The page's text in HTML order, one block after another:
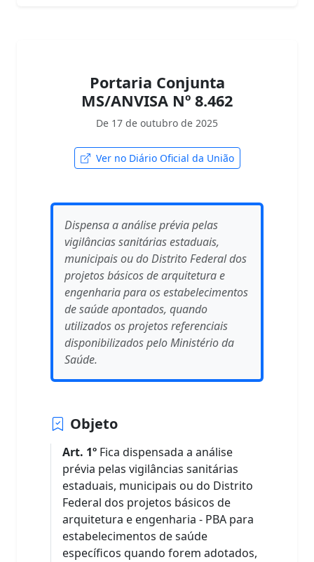
Portaria Conjunta
MS/ANVISA Nº 8.462
De 17 de outubro de 2025
Ver no Diário Oficial da União
Dispensa a análise prévia pelas
vigilâncias sanitárias estaduais,
municipais ou do Distrito Federal dos
projetos básicos de arquitetura e
engenharia para os estabelecimentos
de saúde apontados, quando
utilizados os projetos referenciais
disponibilizados pelo Ministério da
Saúde.
Objeto
Art. 1º Fica dispensada a análise
prévia pelas vigilâncias sanitárias
estaduais, municipais ou do Distrito
Federal dos projetos básicos de
arquitetura e engenharia - PBA para
estabelecimentos de saúde
específicos quando forem adotados,